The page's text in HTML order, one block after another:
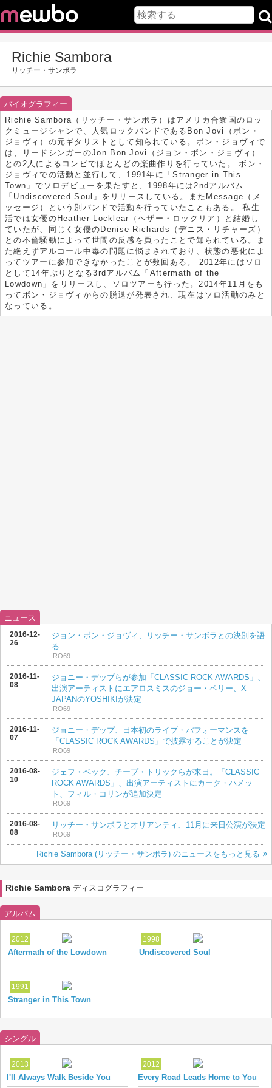
Richie Sambora
リッチー・サンボラ
バイオグラフィー
Richie Sambora（リッチー・サンボラ）はアメリカ合衆国のロッ
クミュージシャンで、人気ロックバンドであるBon Jovi（ボン・
ジョヴィ）の元ギタリストとして知られている。ボン・ジョヴィで
は、リードシンガーのJon Bon Jovi（ジョン・ボン・ジョヴィ）
との2人によるコンビでほとんどの楽曲作りを行っていた。 ボン・
ジョヴィでの活動と並行して、1991年に「Stranger in This
Town」でソロデビューを果たすと、1998年には2ndアルバム
「Undiscovered Soul」をリリースしている。またMessage（メ
ッセージ）という別バンドで活動を行っていたこともある。 私生
活では女優のHeather Locklear（ヘザー・ロックリア）と結婚し
ていたが、同じく女優のDenise Richards（デニス・リチャーズ）
との不倫騒動によって世間の反感を買ったことで知られている。ま
た絶えずアルコール中毒の問題に悩まされており、状態の悪化によ
ってツアーに参加できなかったことが数回ある。 2012年にはソロ
として14年ぶりとなる3rdアルバム「Aftermath of the
Lowdown」をリリースし、ソロツアーも行った。2014年11月をも
ってボン・ジョヴィからの脱退が発表され、現在はソロ活動のみと
なっている。
ニュース
2016-12-
26
ジョン・ボン・ジョヴィ、リッチー・サンボラとの決別を語
る
RO69
2016-11-
08
ジョニー・デップらが参加「CLASSIC ROCK AWARDS」、
出演アーティストにエアロスミスのジョー・ペリー、X
JAPANのYOSHIKIが決定
RO69
2016-11-
07
ジョニー・デップ、日本初のライブ・パフォーマンスを
「CLASSIC ROCK AWARDS」で披露することが決定
RO69
2016-08-
10
ジェフ・ベック、チープ・トリックらが来日。「CLASSIC
ROCK AWARDS」、出演アーティストにカーク・ハメッ
ト、フィル・コリンが追加決定
RO69
2016-08-
08
リッチー・サンボラとオリアンティ、11月に来日公演が決定
RO69
Richie Sambora (リッチー・サンボラ) のニュースをもっと見る
Richie Sambora ディスコグラフィー
アルバム
2012
Aftermath of the Lowdown
1998
Undiscovered Soul
1991
Stranger in This Town
シングル
2013
I'll Always Walk Beside You
2012
Every Road Leads Home to You